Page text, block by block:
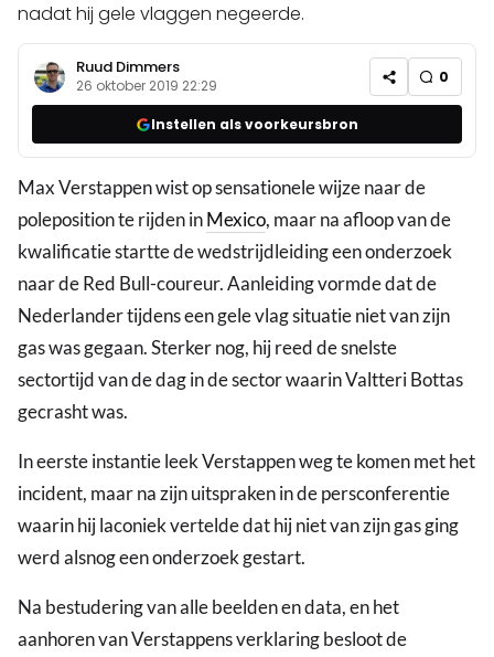
nadat hij gele vlaggen negeerde.
Ruud Dimmers
26 oktober 2019 22:29 0
Instellen als voorkeursbron
Max Verstappen wist op sensationele wijze naar de
poleposition te rijden inMexico, maar na afloop van de
kwalificatie startte de wedstrijdleiding een onderzoek
naar de Red Bull-coureur. Aanleiding vormde dat de
Nederlander tijdens een gele vlag situatie niet van zijn
gas was gegaan. Sterker nog, hij reed de snelste
sectortijd van de dag in de sector waarin Valtteri Bottas
gecrasht was.
In eerste instantie leek Verstappen weg te komen met het
incident, maar na zijn uitspraken in de persconferentie
waarin hij laconiek vertelde dat hij niet van zijn gas ging
werd alsnog een onderzoek gestart.
Na bestudering van alle beelden en data, en het
aanhoren van Verstappens verklaring besloot de